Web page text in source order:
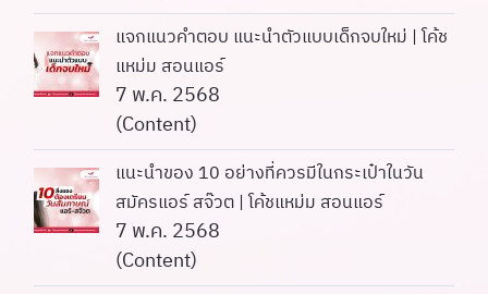
แจกแนวคำตอบ แนะนำตัวแบบเด็กจบใหม่ | โค้ช
แหม่ม สอนแอร์
7 พ.ค. 2568
(Content)
แนะนำของ 10 อย่างที่ควรมีในกระเป๋าในวัน
สมัครแอร์ สจ๊วต | โค้ชแหม่ม สอนแอร์
7 พ.ค. 2568
(Content)